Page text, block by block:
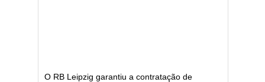
O RB Leipzig garantiu a contratação de